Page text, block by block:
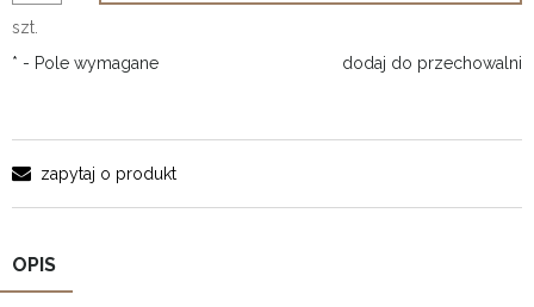
szt.
dodaj do przechowalni
* - Pole wymagane
zapytaj o produkt
OPIS